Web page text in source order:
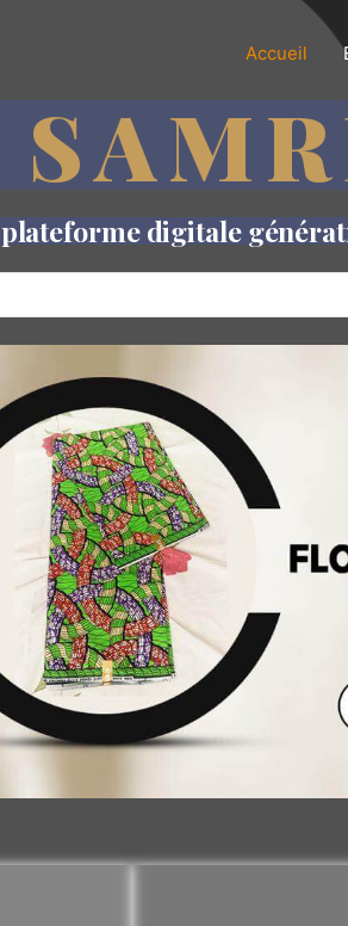
Accueil
digitale